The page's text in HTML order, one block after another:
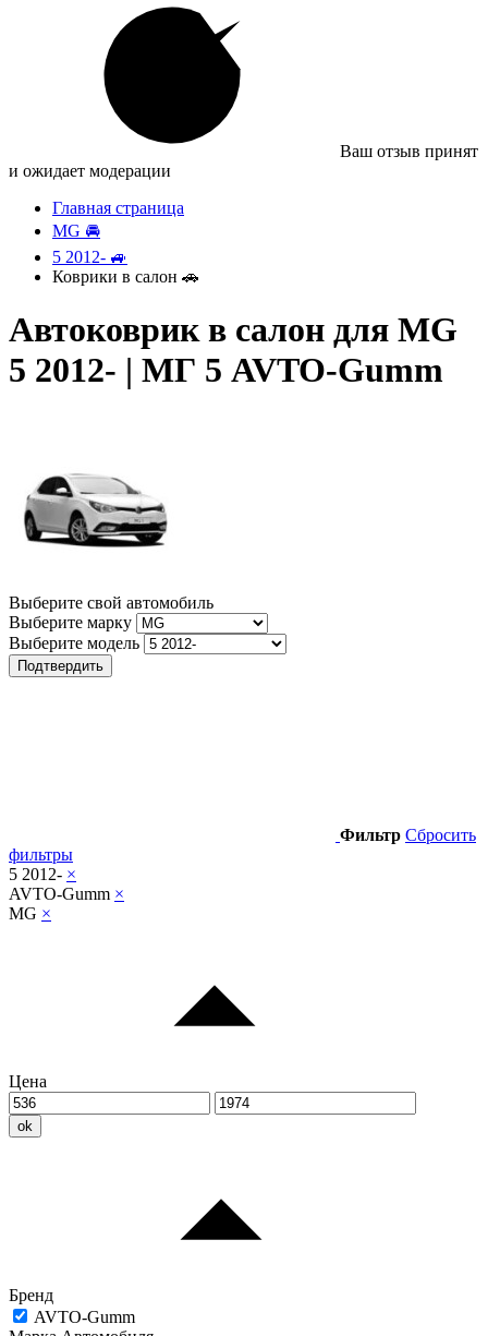
Ваш отзыв принят
и ожидает модерации
Главная страница
MG 🚘
5 2012- 🚙
Коврики в салон 🚗
Автоковрик в салон для MG
5 2012- | МГ 5 AVTO-Gumm
Выберите свой автомобиль
Выберите марку
Выберите модель
Подтвердить
Фильтр Сбросить
фильтры
5 2012- ×
AVTO-Gumm ×
MG ×
Цена
ok
Бренд
AVTO-Gumm